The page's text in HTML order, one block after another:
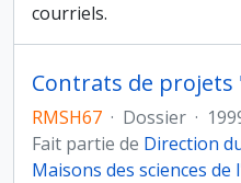
courriels.
RMSH67 · Dossier ·
Fait partie de Direction
Maisons des sciences de